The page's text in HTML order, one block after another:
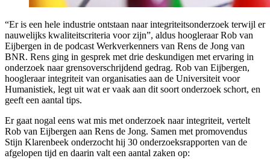
“Er is een hele industrie ontstaan naar integriteitsonderzoek terwijl er
nauwelijks kwaliteitscriteria voor zijn”, aldus hoogleraar Rob van
Eijbergen in de podcast Werkverkenners van Rens de Jong van
BNR. Rens ging in gesprek met drie deskundigen met ervaring in
onderzoek naar grensoverschrijdend gedrag. Rob van Eijbergen,
hoogleraar integriteit van organisaties aan de Universiteit voor
Humanistiek, legt uit wat er vaak aan dit soort onderzoek schort, en
geeft een aantal tips.
Er gaat nogal eens wat mis met onderzoek naar integriteit, vertelt
Rob van Eijbergen aan Rens de Jong. Samen met promovendus
Stijn Klarenbeek onderzocht hij 30 onderzoeksrapporten van de
afgelopen tijd en daarin valt een aantal zaken op: